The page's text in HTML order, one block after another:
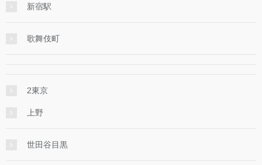
新宿駅
歌舞伎町
2東京
上野
世田谷目黒